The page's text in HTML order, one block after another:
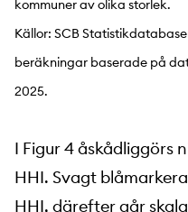
kommuner av olika storlek.
Källor: SCB
beräkningar baserade på
2025.
I Figur 4 åskådliggörs
HHI. Svagt
HHI, därefter går